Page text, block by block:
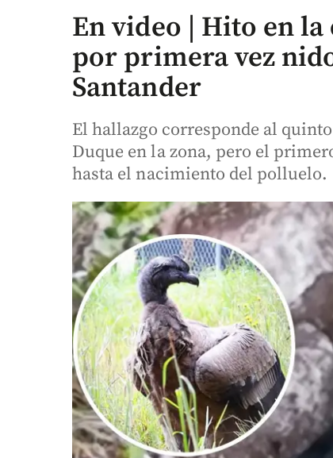
En video | Hito en
por primera vez
Santander
El hallazgo corresponde al
Duque en la zona, pero el
hasta el nacimiento del polluelo.